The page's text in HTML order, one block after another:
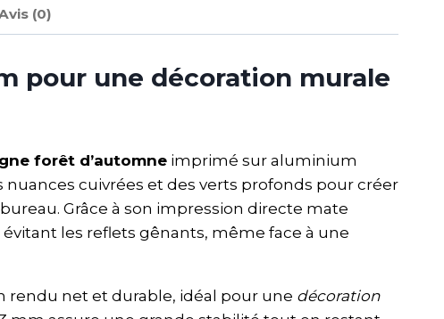
(0)
pour une décoration murale
forêt d’automne imprimé sur aluminium
cuivrées et des verts profonds pour créer
Grâce à son impression directe mate
les reflets gênants, même face à une
rendu net et durable, idéal pour une décoration